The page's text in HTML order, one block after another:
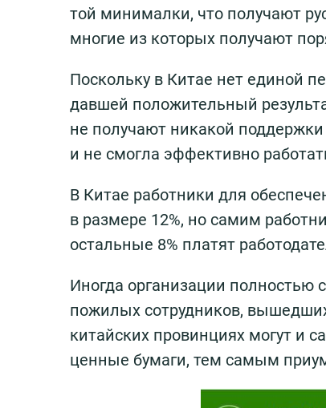
той минималки, что получают
многие из которых получают
Поскольку в Китае нет единой
давшей положительный
не получают никакой
и не смогла эффективно
В Китае работники для
в размере 12%, но самим
остальные 8% платят
Иногда организации полностью
пожилых сотрудников,
китайских провинциях могут и
ценные бумаги, тем самым